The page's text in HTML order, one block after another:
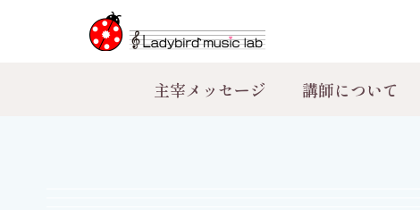
主宰メッセージ 講師について